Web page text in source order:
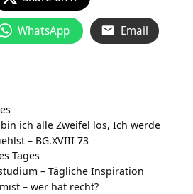
WhatsApp Email
ich alle Zweifel los, Ich werde
– BG.XVIII 73
Tages
– Tägliche Inspiration
– wer hat recht?